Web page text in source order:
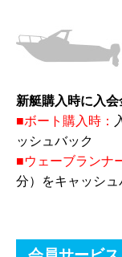
新艇購入時に入
■ボート購入時：
ッシュバック
■ウェーブランナ
分）をキャッシュ